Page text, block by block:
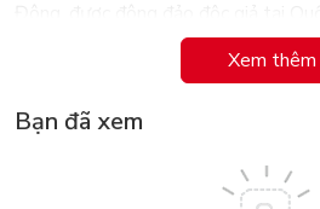
kim chỉ nam trong tình yêu và hôn
Xem thêm
Bạn đã xem